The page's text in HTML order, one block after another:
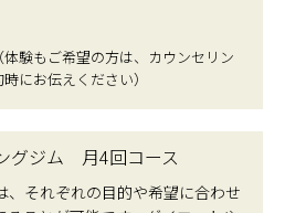
体験もご希望の方は、カウンセリン
にお伝えください）
グジム 月4回コース
、それぞれの目的や希望に合わせ